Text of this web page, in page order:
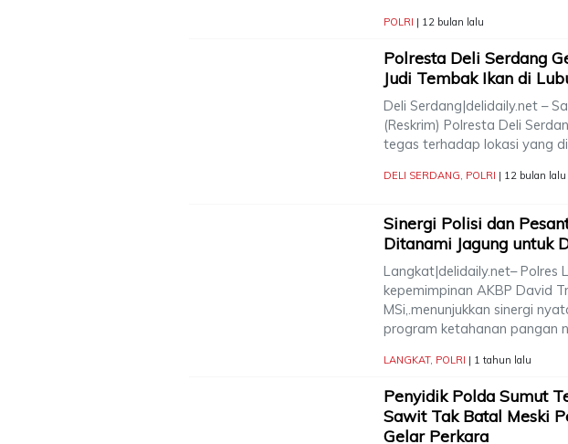
POLRI | 12 bulan lalu
Polresta Deli Serdang
Judi Tembak Ikan di
Deli Serdang|delidaily.net –
(Reskrim) Polresta Deli
tegas terhadap lokasi yang
DELI SERDANG, POLRI | 12 bulan lalu
Sinergi Polisi dan
Ditanami Jagung untuk
Langkat|delidaily.net– Polres
kepemimpinan AKBP David
MSi,.menunjukkan sinergi
program ketahanan pangan
LANGKAT, POLRI | 1 tahun lalu
Penyidik Polda Sumut
Sawit Tak Batal Meski
Gelar Perkara